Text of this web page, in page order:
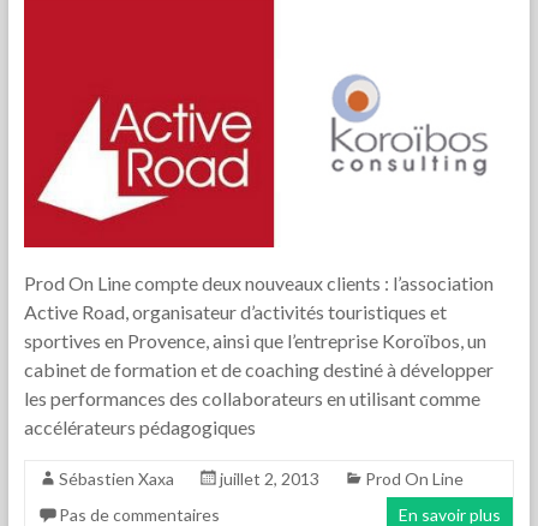
Prod On Line compte deux nouveaux clients : l’association
Active Road, organisateur d’activités touristiques et
sportives en Provence, ainsi que l’entreprise Koroïbos, un
cabinet de formation et de coaching destiné à développer
les performances des collaborateurs en utilisant comme
accélérateurs pédagogiques
Sébastien Xaxa juillet 2, 2013
Prod On Line
Pas de commentaires
En savoir plus